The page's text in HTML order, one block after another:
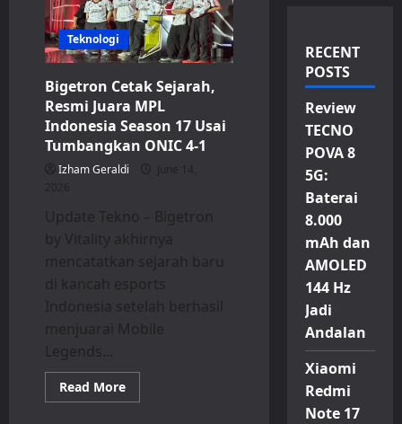
Teknologi
Bigetron Cetak Sejarah,
Resmi Juara MPL
Indonesia Season 17 Usai
Tumbangkan ONIC 4-1
Izham Geraldi
June 14,
2026
Update Tekno – Bigetron
by Vitality akhirnya
mencatatkan sejarah baru
di kancah esports
Indonesia setelah berhasil
menjuarai Mobile
Legends...
Read MoreRead
more
RECENT
POSTS
Review
TECNO
POVA 8
5G:
Baterai
8.000
mAh dan
AMOLED
144 Hz
Jadi
Andalan
Xiaomi
Redmi
Note 17